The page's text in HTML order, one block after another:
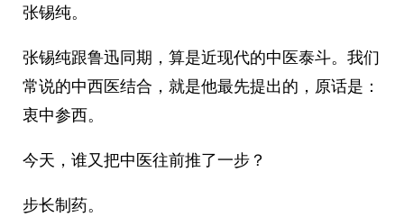
张锡纯。
张锡纯跟鲁迅同期，算是近现代的中医泰斗。我们
常说的中西医结合，就是他最先提出的，原话是：
衷中参西。
今天，谁又把中医往前推了一步？
步长制药。